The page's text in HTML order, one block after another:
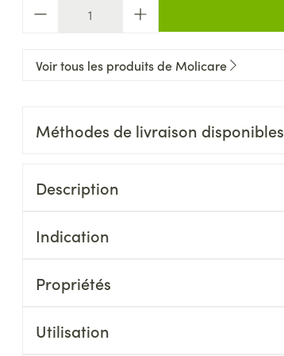
Voir tous les produits de Molicare
Méthodes de livraison disponibles
Description
Indication
Propriétés
Utilisation